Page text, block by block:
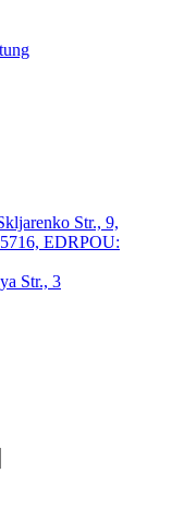
Str., 9,
EDRPOU:
Str., 3